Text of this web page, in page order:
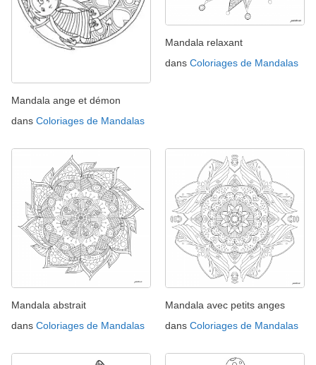
Mandala ange et démon
dans Coloriages de Mandalas
Mandala relaxant
dans Coloriages de Mandalas
Mandala abstrait
dans Coloriages de Mandalas
Mandala avec petits anges
dans Coloriages de Mandalas